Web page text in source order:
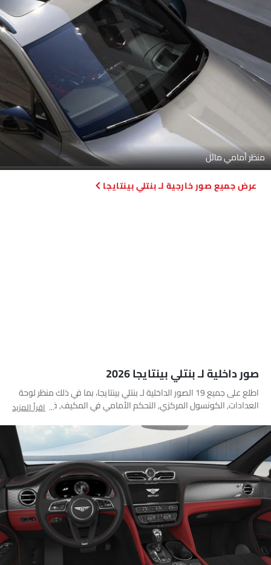
منظر أمامي مائل
صور خارجية لـ بنتلي بينتايجا
صور داخلية لـ بنتلي بينتايجا 2026
اطلع على جميع 19 الصور الداخلية لـ بنتلي بينتايجا، بما في ذلك منظر لوحة
العدادات, الكونسول المركزي, التحكم الأمامي في المكيف, فتحات
الوظائف, المقاعد الأمامية والخلفية معًا, المقاعد الخلفية, المقاعد
الأمامية, صندوق القفازات, مغير السرعات, عناصر التحكم في باب جانب
السائق من الداخل, نظام الترفيه للمقاعد الخلفية, جهاز تحديد المواقع,
مسند رأس المقعد الأمامي, شاشة اللمس, مسند رأس المقعد الخلفي,
فتحات تكييف جانبية أمامية
اقرأ المزيد